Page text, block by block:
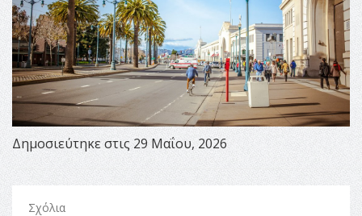
Δημοσιεύτηκε στις 29 Μαΐου, 2026
Σχόλια